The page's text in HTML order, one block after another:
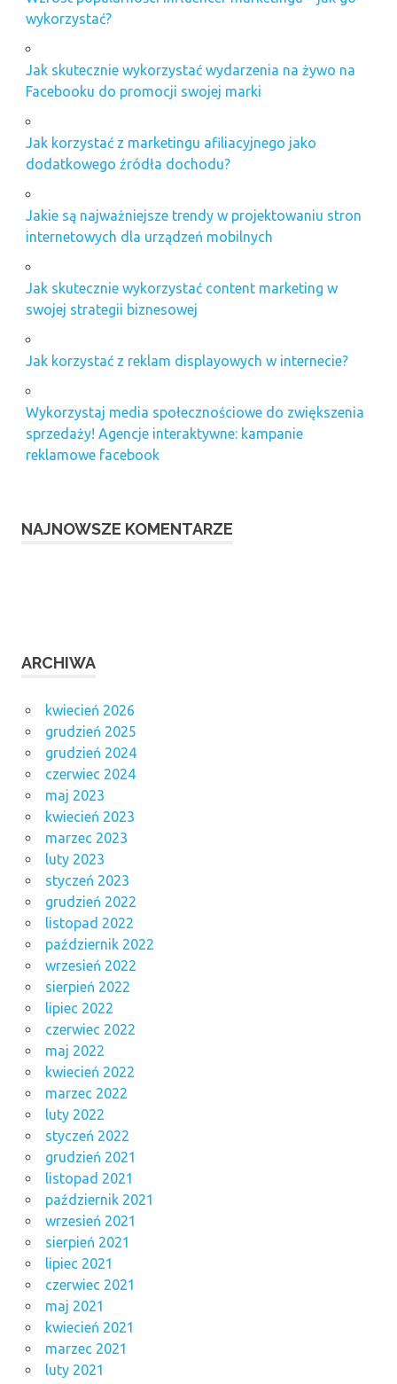
wykorzystać?
Jak skutecznie wykorzystać wydarzenia na żywo na
Facebooku do promocji swojej marki
Jak korzystać z marketingu afiliacyjnego jako
dodatkowego źródła dochodu?
Jakie są najważniejsze trendy w projektowaniu stron
internetowych dla urządzeń mobilnych
Jak skutecznie wykorzystać content marketing w
swojej strategii biznesowej
Jak korzystać z reklam displayowych w internecie?
Wykorzystaj media społecznościowe do zwiększenia
sprzedaży! Agencje interaktywne: kampanie
reklamowe facebook
NAJNOWSZE KOMENTARZE
ARCHIWA
kwiecień 2026
grudzień 2025
grudzień 2024
czerwiec 2024
maj 2023
kwiecień 2023
marzec 2023
luty 2023
styczeń 2023
grudzień 2022
listopad 2022
październik 2022
wrzesień 2022
sierpień 2022
lipiec 2022
czerwiec 2022
maj 2022
kwiecień 2022
marzec 2022
luty 2022
styczeń 2022
grudzień 2021
listopad 2021
październik 2021
wrzesień 2021
sierpień 2021
lipiec 2021
czerwiec 2021
maj 2021
kwiecień 2021
marzec 2021
luty 2021